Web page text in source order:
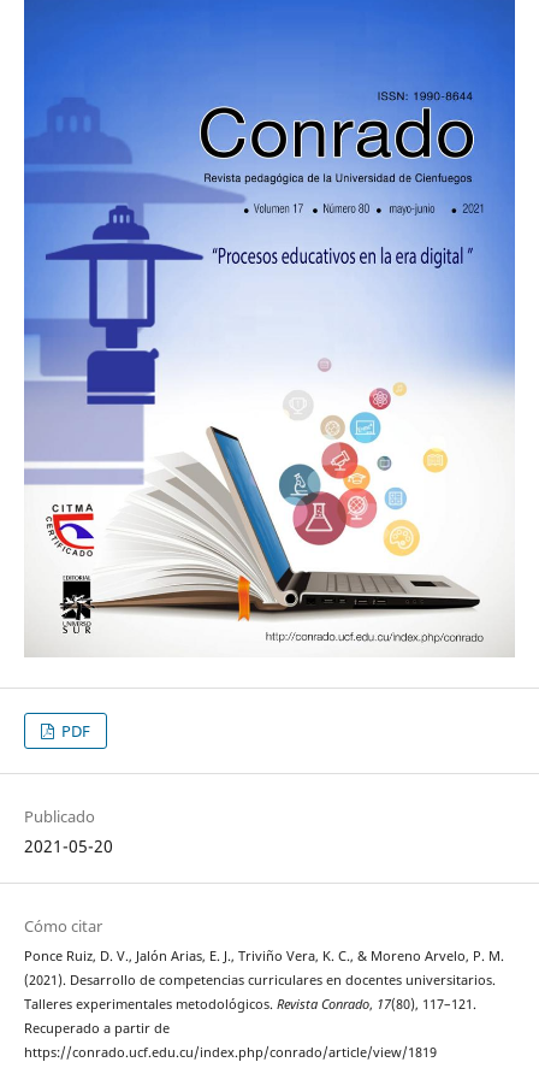
PDF
Publicado
2021-05-20
Cómo citar
Ponce Ruiz, D. V., Jalón Arias, E. J., Triviño Vera, K. C., & Moreno Arvelo, P. M.
(2021). Desarrollo de competencias curriculares en docentes universitarios.
Talleres experimentales metodológicos. Revista Conrado, 17(80), 117–121.
Recuperado a partir de
https://conrado.ucf.edu.cu/index.php/conrado/article/view/1819